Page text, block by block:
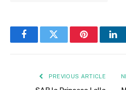
FacebookTwitter Pinterest
PREVIOUS ARTICLE